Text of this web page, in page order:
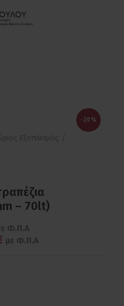
-20%
– 70lt)
Φ.Π.Α
με Φ.Π.Α